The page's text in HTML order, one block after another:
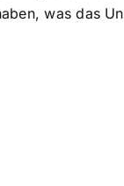
was das